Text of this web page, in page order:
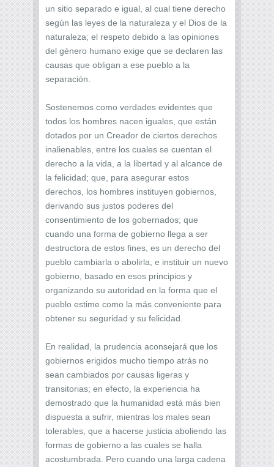
un sitio separado e igual, al cual tiene derecho
según las leyes de la naturaleza y el Dios de la
naturaleza; el respeto debido a las opiniones
del género humano exige que se declaren las
causas que obligan a ese pueblo a la
separación.
Sostenemos como verdades evidentes que
todos los hombres nacen iguales, que están
dotados por un Creador de ciertos derechos
inalienables, entre los cuales se cuentan el
derecho a la vida, a la libertad y al alcance de
la felicidad; que, para asegurar estos
derechos, los hombres instituyen gobiernos,
derivando sus justos poderes del
consentimiento de los gobernados; que
cuando una forma de gobierno llega a ser
destructora de estos fines, es un derecho del
pueblo cambiarla o abolirla, e instituir un nuevo
gobierno, basado en esos principios y
organizando su autoridad en la forma que el
pueblo estime como la más conveniente para
obtener su seguridad y su felicidad.
En realidad, la prudencia aconsejará que los
gobiernos erigidos mucho tiempo atrás no
sean cambiados por causas ligeras y
transitorias; en efecto, la experiencia ha
demostrado que la humanidad está más bien
dispuesta a sufrir, mientras los males sean
tolerables, que a hacerse justicia aboliendo las
formas de gobierno a las cuales se halla
acostumbrada. Pero cuando una larga cadena